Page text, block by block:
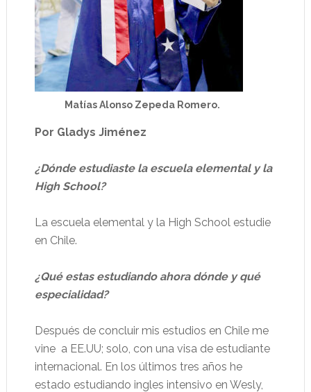
Matías Alonso Zepeda Romero.
Por Gladys Jiménez
¿Dónde estudiaste la escuela elemental y la
High School?
La escuela elemental y la High School estudie
en Chile.
¿Qué estas estudiando ahora dónde y qué
especialidad?
Después de concluir mis estudios en Chile me
vine a EE.UU; solo, con una visa de estudiante
internacional. En los últimos tres años he
estado estudiando ingles intensivo en Wesly,